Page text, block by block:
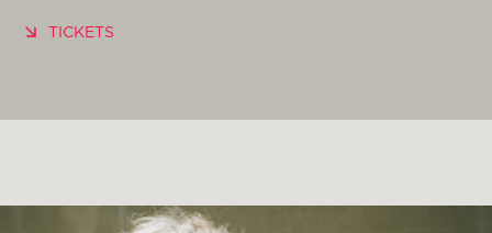
TICKETS